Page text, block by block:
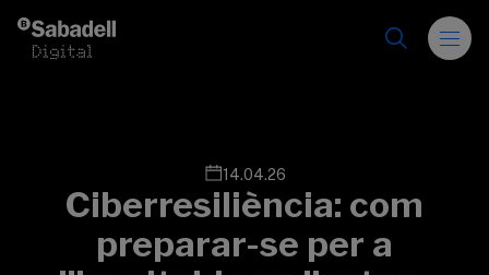
14.04.26
Ciberresiliència: com
preparar-se per a